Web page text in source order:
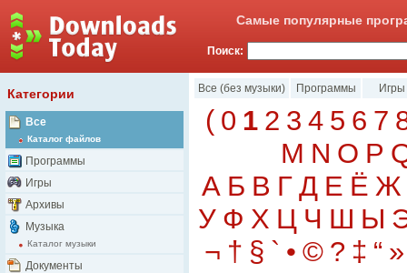
Самые популярные
Поиск:
Категории
Все
Каталог файлов
Программы
Игры
Архивы
Музыка
Каталог музыки
Документы
Все (без музыки) Программы Игры
( 0 1 2 3 4 5 6 7
M N O P
А Б В Г Д Е Ё Ж
У Ф Х Ц Ч Ш Ы
¬ † § ` • © ? ‡ “ »